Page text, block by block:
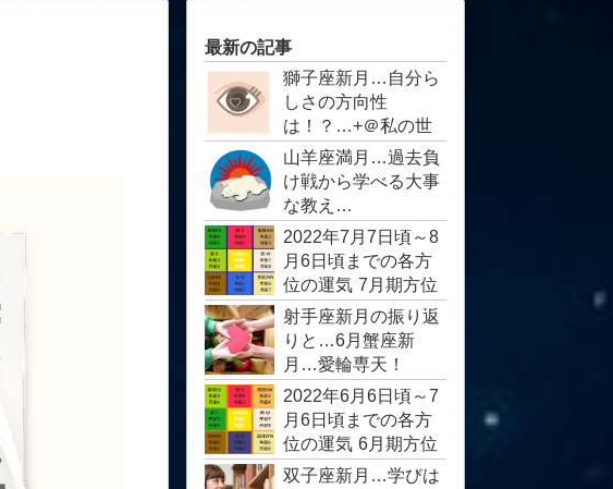
最新の記事
獅子座新月…自分ら
しさの方向性
は！？… ​​​​​​​+＠私の世
界を少し…目に見え
ない世界の入り口
山羊座満月…過去負
け戦から学べる大事
な教え…
2022年7月7日頃～8
月6日頃までの各方
位の運気 7月期方位
運
射手座新月の振り返
りと…6月蟹座新
月…愛輪専天！
2022年6月6日頃～7
月6日頃までの各方
位の運気 6月期方位
運
双子座新月…学びは